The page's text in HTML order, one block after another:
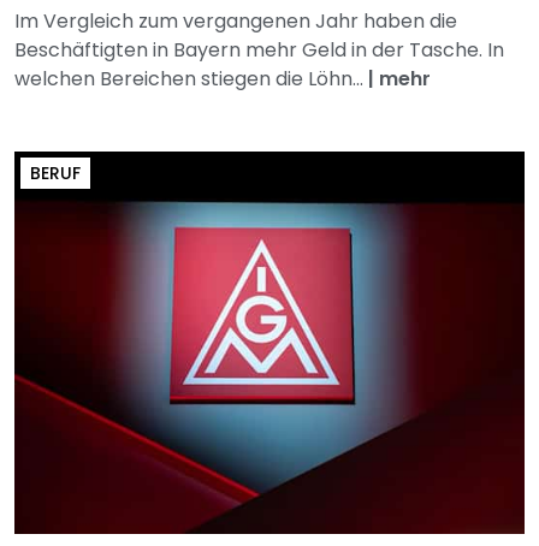
Im Vergleich zum vergangenen Jahr haben die
Beschäftigten in Bayern mehr Geld in der Tasche. In
welchen Bereichen stiegen die Löhn... | mehr
BERUF